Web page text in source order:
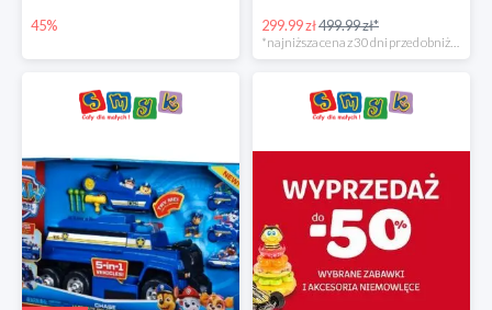
45% 299.99 zł499.99 zł*